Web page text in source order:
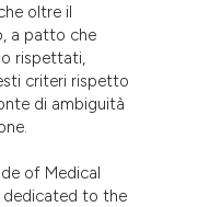
oltre il
a patto che
rispettati,
criteri rispetto
di ambiguità
of Medical
dedicated to the